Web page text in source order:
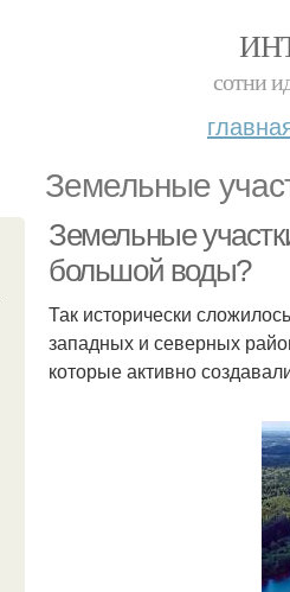
сотни
Земельные
Земельные
большой воды?
Так исторически
западных и северных
которые активно